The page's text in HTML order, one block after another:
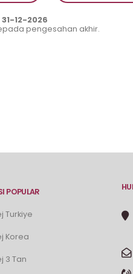
31-12-2026
pengesahan akhir.
POPULAR
Turkiye
Korea
3 Tan